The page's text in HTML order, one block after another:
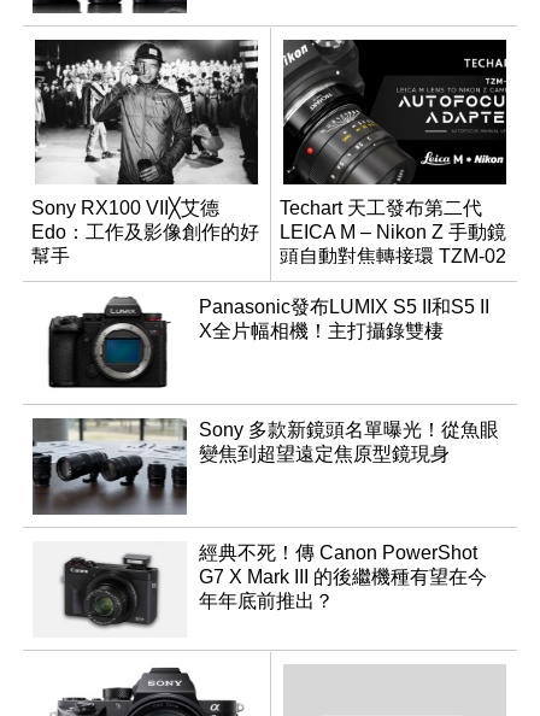
Sony RX100 VII╳艾德
Edo：工作及影像創作的好
幫手
Techart 天工發布第二代
LEICA M – Nikon Z 手動鏡
頭自動對焦轉接環 TZM-02
Panasonic發布LUMIX S5 II和S5 II
X全片幅相機！主打攝錄雙棲
Sony 多款新鏡頭名單曝光！從魚眼
變焦到超望遠定焦原型鏡現身
經典不死！傳 Canon PowerShot
G7 X Mark III 的後繼機種有望在今
年年底前推出？